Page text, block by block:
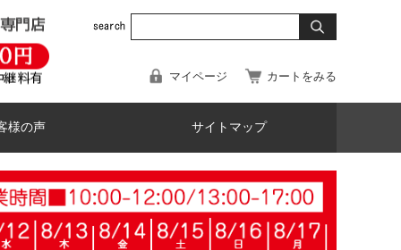
マイページ カートをみる
様の声 サイトマップ